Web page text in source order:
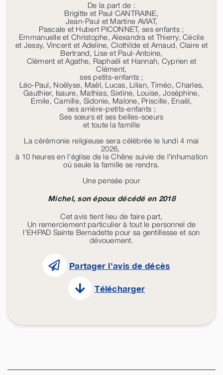
De la part de :
Brigitte et Paul CANTRAINE,
Jean-Paul et Martine AVIAT,
Pascale et Hubert PICONNET, ses enfants ;
Emmanuelle et Christophe, Alexandra et Thierry, Cécile
et Jessy, Vincent et Adeline, Clothilde et Arnaud, Claire et
Bertrand, Lise et Paul-Antoine,
Clément et Agathe, Raphaël et Hannah, Cyprien et
Clément,
ses petits-enfants ;
Léo-Paul, Noëlyse, Maël, Lucas, Lilian, Timéo, Charles,
Gauthier, Isaure, Mathias, Sixtine, Louise, Joséphine,
Emile, Camille, Sidonie, Malone, Priscille, Enaël,
ses arrière-petits-enfants ;
Ses sœurs et ses belles-soeurs
et toute la famille
La cérémonie religieuse sera célébrée le lundi 4 mai
2026,
à 10 heures en l'église de le Chêne suivie de l'inhumation
où seule la famille se rendra.
Une pensée pour
Michel, son époux décédé en 2018
Cet avis tient lieu de faire part,
Un remerciement particulier à tout le personnel de
l'EHPAD Sainte Bernadette pour sa gentillesse et son
dévouement.
Partager l'avis de décès
Télécharger